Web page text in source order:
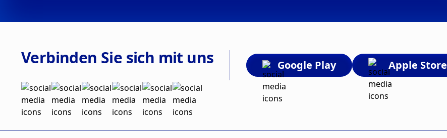
Verbinden Sie sich mit uns Google Play Apple Store